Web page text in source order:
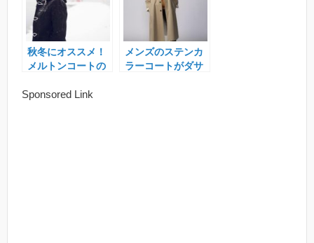
秋冬にオススメ！
メルトンコートの
集
メンズのステンカ
ラーコートがダサ
Sponsored Link